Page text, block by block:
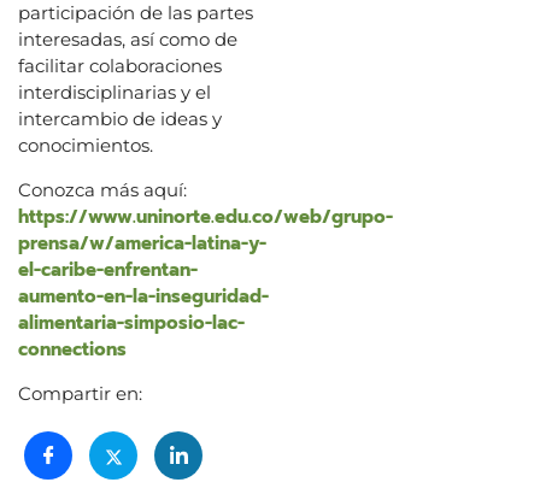
participación de las partes
interesadas, así como de
facilitar colaboraciones
interdisciplinarias y el
intercambio de ideas y
conocimientos.
Conozca más aquí:
https://www.uninorte.edu.co/web/grupo-
prensa/w/america-latina-y-
el-caribe-enfrentan-
aumento-en-la-inseguridad-
alimentaria-simposio-lac-
connections
Compartir en: